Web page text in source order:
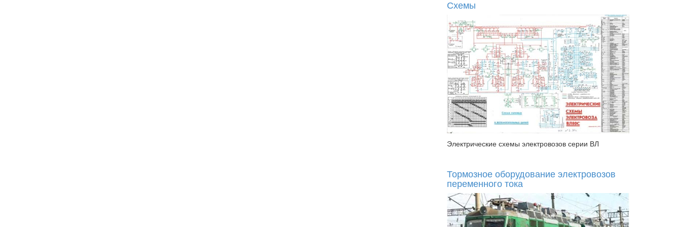
Схемы
Электрические схемы электровозов серии ВЛ
Тормозное оборудование электровозов
переменного тока